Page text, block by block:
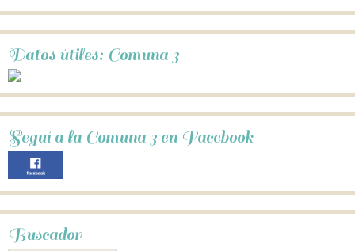
Datos útiles: Comuna 3
Seguí a la Comuna 3 en Facebook
Buscador